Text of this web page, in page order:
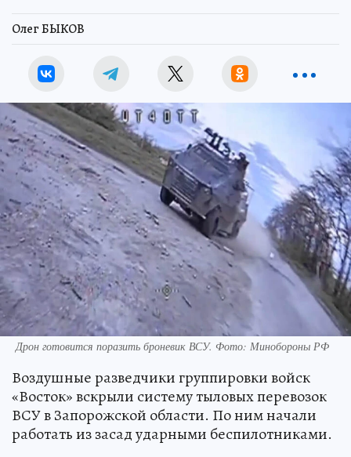
Олег БЫКОВ
Дрон готовится поразить броневик ВСУ. Фото: Минобороны РФ
Воздушные разведчики группировки войск
«Восток» вскрыли систему тыловых перевозок
ВСУ в Запорожской области. По ним начали
работать из засад ударными беспилотниками.